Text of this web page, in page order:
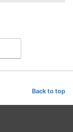
Back to top